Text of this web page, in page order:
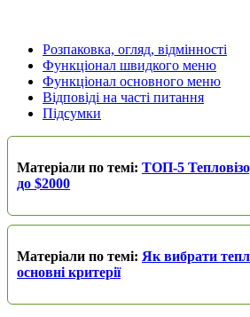
Розпаковка, огляд, відмінності
Функціонал швидкого меню
Функціонал основного меню
Відповіді на часті питання
Підсумки
Матеріали по темі: ТОП-5
до $2000
Матеріали по темі: Як вибрати
основні критерії